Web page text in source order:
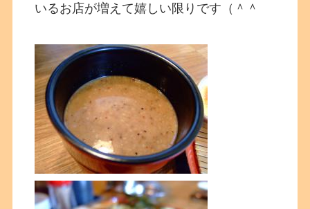
いるお店が増えて嬉しい限りです（＾＾